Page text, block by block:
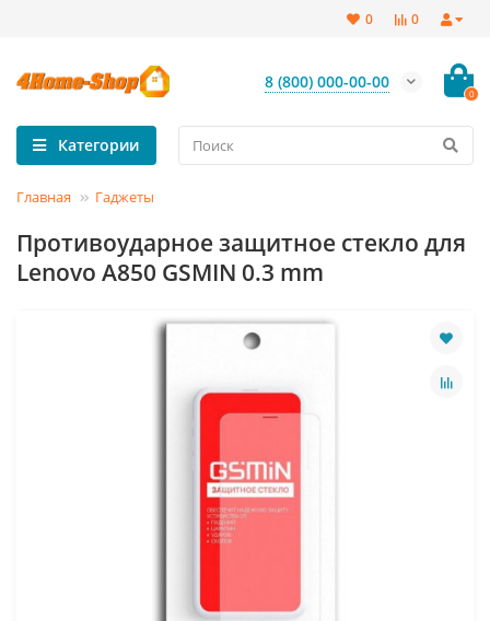
0
0
8 (800) 000-00-00
0
Категории
Главная Гаджеты
Противоударное защитное стекло для
Lenovo A850 GSMIN 0.3 mm